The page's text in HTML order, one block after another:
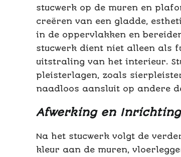
stucwerk op de muren en
creëren van een gladde,
in de oppervlakken en
stucwerk dient niet alleen als
uitstraling van het interieur.
pleisterlagen, zoals
naadloos aansluit op andere
Afwerking en Inrichting
Na het stucwerk volgt de
kleur aan de muren,